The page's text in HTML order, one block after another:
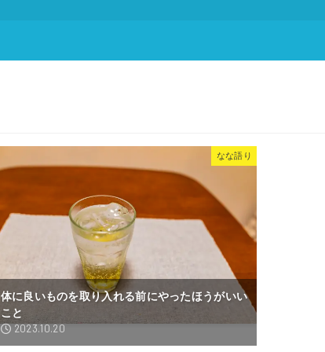
なな語り
体に良いものを取り入れる前にやったほうがいい
こと
2023.10.20